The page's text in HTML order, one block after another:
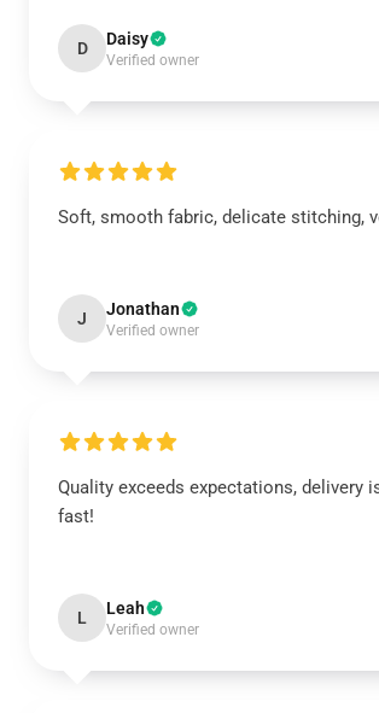
D Daisy
Verified owner
Soft, smooth fabric, delicate stitching,
J Jonathan
Verified owner
Quality exceeds expectations, delivery
fast!
L Leah
Verified owner